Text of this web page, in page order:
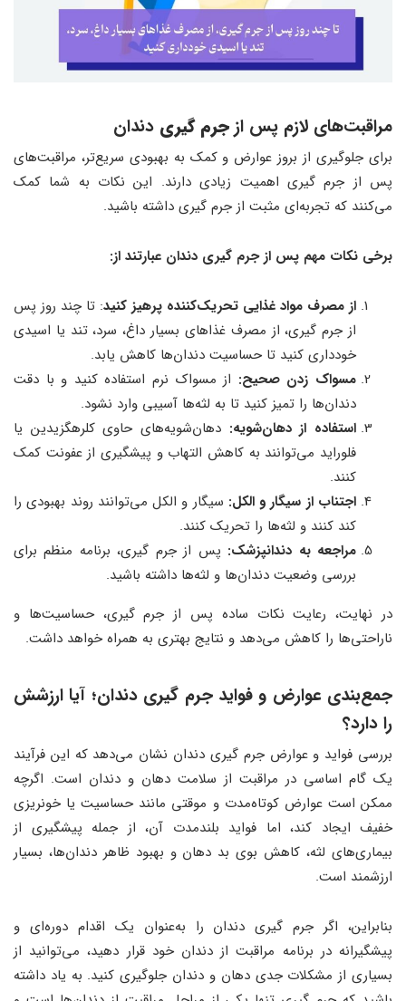
مراقبت‌های لازم پس از جرم‌ گیری دندان
برای جلوگیری از بروز عوارض و کمک به بهبودی سریع‌تر، مراقبت‌های
پس از جرم‌ گیری اهمیت زیادی دارند. این نکات به شما کمک
می‌کنند که تجربه‌ای مثبت از جرم‌ گیری داشته باشید.
برخی نکات مهم پس از جرم‌ گیری دندان عبارتند از:
از مصرف مواد غذایی تحریک‌کننده پرهیز کنید: تا چند روز پس
از جرم‌ گیری، از مصرف غذاهای بسیار داغ، سرد، تند یا اسیدی
خودداری کنید تا حساسیت دندان‌ها کاهش یابد.
مسواک زدن صحیح: از مسواک نرم استفاده کنید و با دقت
دندان‌ها را تمیز کنید تا به لثه‌ها آسیبی وارد نشود.
استفاده از دهان‌شویه: دهان‌شویه‌های حاوی کلرهگزیدین یا
فلوراید می‌توانند به کاهش التهاب و پیشگیری از عفونت کمک
کنند.
اجتناب از سیگار و الکل: سیگار و الکل می‌توانند روند بهبودی را
کند کنند و لثه‌ها را تحریک کنند.
مراجعه به دندانپزشک: پس از جرم‌ گیری، برنامه منظم برای
بررسی وضعیت دندان‌ها و لثه‌ها داشته باشید.
در نهایت، رعایت نکات ساده پس از جرم‌ گیری، حساسیت‌ها و
ناراحتی‌ها را کاهش می‌دهد و نتایج بهتری به همراه خواهد داشت.
جمع‌بندی عوارض و فواید جرم گیری دندان؛ آیا ارزشش
را دارد؟
بررسی فواید و عوارض جرم‌ گیری دندان نشان می‌دهد که این فرآیند
یک گام اساسی در مراقبت از سلامت دهان و دندان است. اگرچه
ممکن است عوارض کوتاه‌مدت و موقتی مانند حساسیت یا خونریزی
خفیف ایجاد کند، اما فواید بلندمدت آن، از جمله پیشگیری از
بیماری‌های لثه، کاهش بوی بد دهان و بهبود ظاهر دندان‌ها، بسیار
ارزشمند است.
بنابراین، اگر جرم‌ گیری دندان را به‌عنوان یک اقدام دوره‌ای و
پیشگیرانه در برنامه مراقبت از دندان خود قرار دهید، می‌توانید از
بسیاری از مشکلات جدی دهان و دندان جلوگیری کنید. به یاد داشته